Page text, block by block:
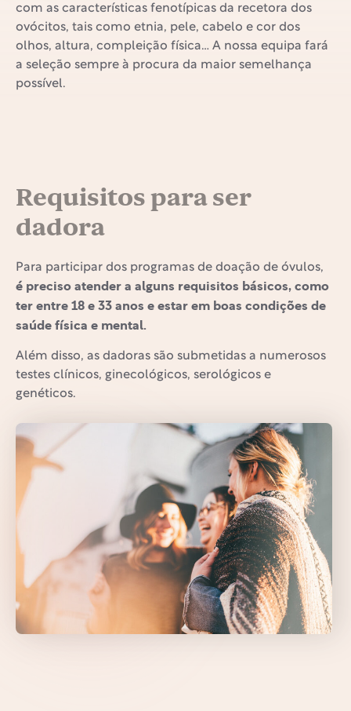
com as características fenotípicas da recetora dos
ovócitos, tais como etnia, pele, cabelo e cor dos
olhos, altura, compleição física… A nossa equipa fará
a seleção sempre à procura da maior semelhança
possível.
Requisitos para ser
dadora
Para participar dos programas de doação de óvulos,
é preciso atender a alguns requisitos básicos, como
ter entre 18 e 33 anos e estar em boas condições de
saúde física e mental.
Além disso, as dadoras são submetidas a numerosos
testes clínicos, ginecológicos, serológicos e
genéticos.